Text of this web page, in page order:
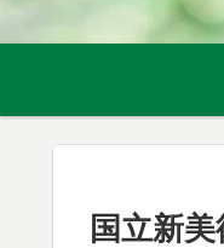
国立新